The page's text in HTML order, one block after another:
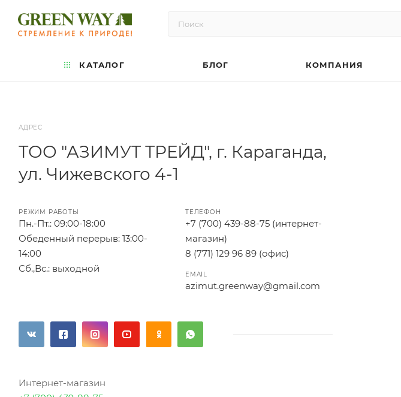
КАТАЛОГ БЛОГ КОМПАНИЯ
АДРЕС
ТОО "АЗИМУТ ТРЕЙД", г. Караганда,
ул. Чижевского 4-1
РЕЖИМ РАБОТЫ
Пн.-Пт.: 09:00-18:00
Обеденный перерыв: 13:00-
14:00
Сб.,Вс.: выходной
ТЕЛЕФОН
+7 (700) 439-88-75 (интернет-
магазин)
8 (771) 129 96 89 (офис)
EMAIL
azimut.greenway@gmail.com
Интернет-магазин